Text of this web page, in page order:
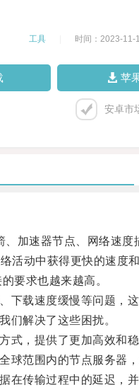
工具 时间：2023-11-
苹
安卓市
速器节点、网络速度
活动中获得更快的速度
要求也越来越高。
载速度缓慢等问题，这
解决了这些困扰。
，提供了更加高效和稳
范围内的节点服务器，
传输过程中的延迟，并